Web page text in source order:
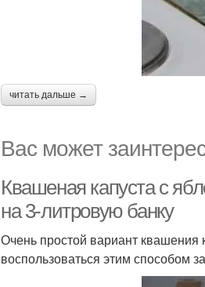
читать дальше →
Вас может
Квашеная капуста с
на 3-литровую банку
Очень простой вариант квашения
воспользоваться этим способом